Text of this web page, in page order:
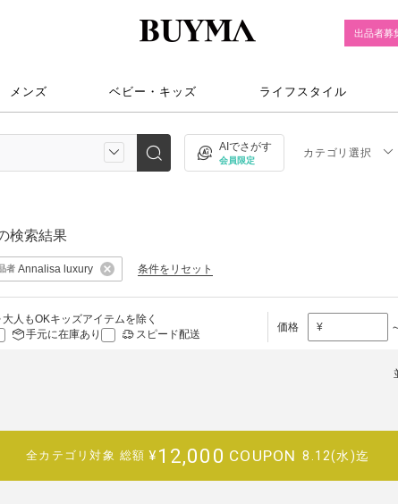
出品者募
メンズ ベビー・キッズ ライフスタイル
AIでさがす
会員限定
カテゴリ選択
検索結果
者 Annalisa luxury 条件をリセット
大人もOKキッズアイテムを除く
手元に在庫あり スピード配送
価格 ¥
全カテゴリ対象 総額 ¥12,000 COUPON 8.12(水)迄